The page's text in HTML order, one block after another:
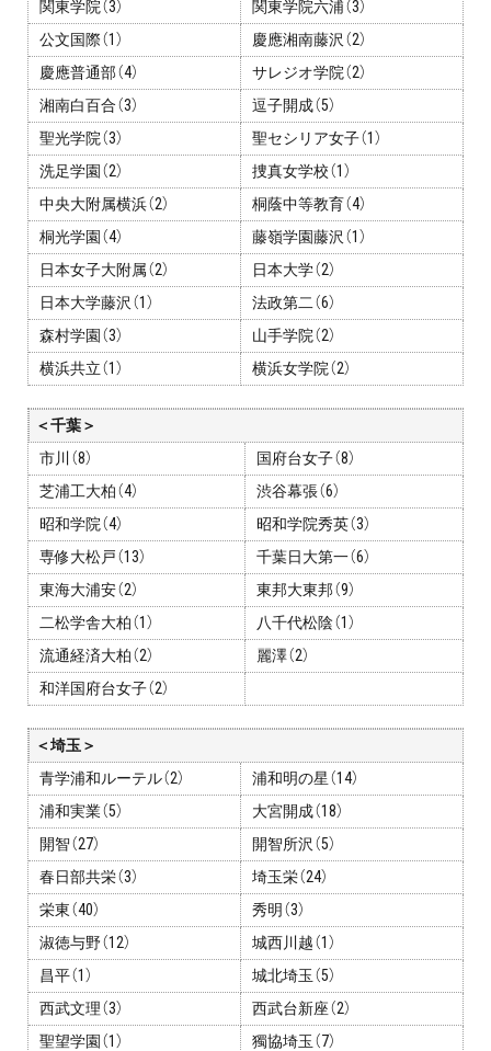
関東学院（3）
関東学院六浦（3）
公文国際（1）
慶應湘南藤沢（2）
慶應普通部（4）
サレジオ学院（2）
湘南白百合（3）
逗子開成（5）
聖光学院（3）
聖セシリア女子（1）
洗足学園（2）
捜真女学校（1）
中央大附属横浜（2）
桐蔭中等教育（4）
桐光学園（4）
藤嶺学園藤沢（1）
日本女子大附属（2）
日本大学（2）
日本大学藤沢（1）
法政第二（6）
森村学園（3）
山手学院（2）
横浜共立（1）
横浜女学院（2）
＜千葉＞
市川（8）
国府台女子（8）
芝浦工大柏（4）
渋谷幕張（6）
昭和学院（4）
昭和学院秀英（3）
専修大松戸（13）
千葉日大第一（6）
東海大浦安（2）
東邦大東邦（9）
二松学舎大柏（1）
八千代松陰（1）
流通経済大柏（2）
麗澤（2）
和洋国府台女子（2）
＜埼玉＞
青学浦和ルーテル（2）
浦和明の星（14）
浦和実業（5）
大宮開成（18）
開智（27）
開智所沢（5）
春日部共栄（3）
埼玉栄（24）
栄東（40）
秀明（3）
淑徳与野（12）
城西川越（1）
昌平（1）
城北埼玉（5）
西武文理（3）
西武台新座（2）
聖望学園（1）
獨協埼玉（7）